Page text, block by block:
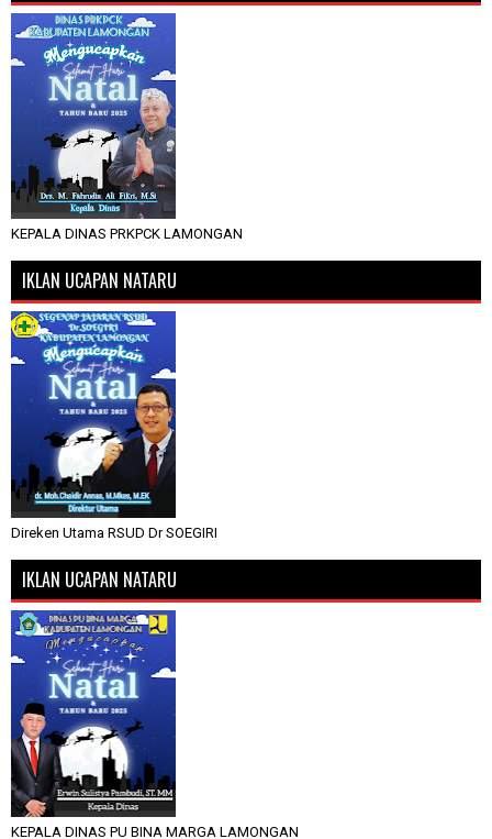
KEPALA DINAS PRKPCK LAMONGAN
IKLAN UCAPAN NATARU
Direken Utama RSUD Dr SOEGIRI
IKLAN UCAPAN NATARU
KEPALA DINAS PU BINA MARGA LAMONGAN